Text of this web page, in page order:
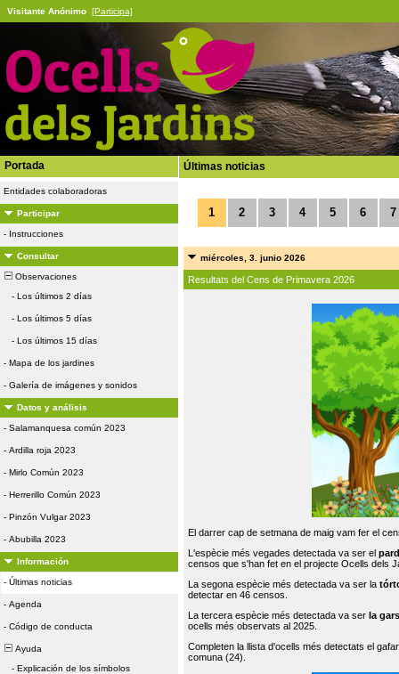
Visitante Anónimo [Participa]
Portada
Entidades colaboradoras
Participar
- Instrucciones
Consultar
Observaciones
- Los últimos 2 días
- Los últimos 5 días
- Los últimos 15 días
- Mapa de los jardines
- Galería de imágenes y sonidos
Datos y análisis
- Salamanquesa común 2023
- Ardilla roja 2023
- Mirlo Común 2023
- Herrerillo Común 2023
- Pinzón Vulgar 2023
- Abubilla 2023
Información
- Últimas noticias
- Agenda
- Código de conducta
Ayuda
- Explicación de los símbolos
Últimas noticias
1 2 3 4 5 6 7
miércoles, 3. junio 2026
Resultats del Cens de Primavera 2026
El darrer cap de setmana de maig vam fer el
L'espècie més vegades detectada va ser el
censos que s'han fet en el projecte Ocells dels
La segona espècie més detectada va ser la
detectar en 46 censos.
La tercera espècie més detectada va ser la
ocells més observats al 2025.
Completen la llista d'ocells més detectats el
comuna (24).